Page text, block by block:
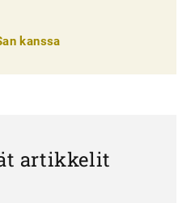
kanssa
artikkelit